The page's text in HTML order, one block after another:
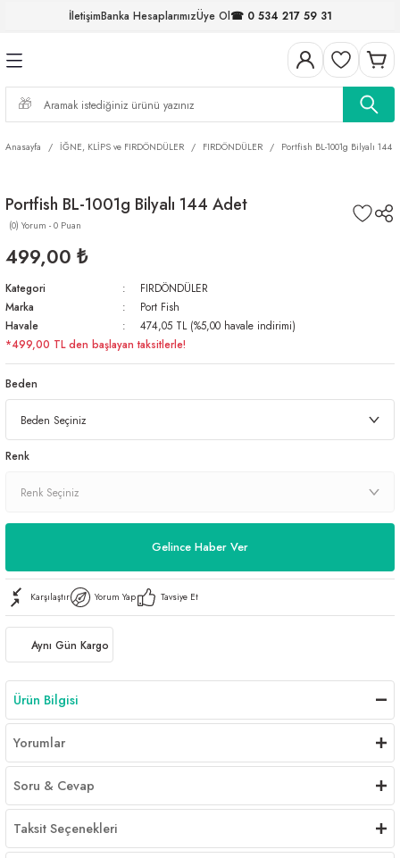
İletişimBanka HesaplarımızÜye Ol☎ 0 534 217 59 31
Geri Dön
Geri Dön
Geri Dön
Geri Dön
FIRDÖNDÜLER
Geri Dön
Geri Dön
Geri Dön
Geri Dön
Anasayfa İĞNE, KLİPS ve FIRDÖNDÜLER FIRDÖNDÜLER Portfish BL-1001g Bilyalı 144
Portfish BL-1001g Bilyalı 144 Adet
(0) Yorum - 0 Puan
499,00 ₺
Kategori
FIRDÖNDÜLER
Marka
Port Fish
Havale
474,05 TL (%5,00 havale indirimi)
*499,00 TL den başlayan taksitlerle!
Beden
Renk
Gelince Haber Ver
Karşılaştır Yorum Yap Tavsiye Et
Aynı Gün Kargo
Ürün Bilgisi
Yorumlar
Soru & Cevap
Taksit Seçenekleri